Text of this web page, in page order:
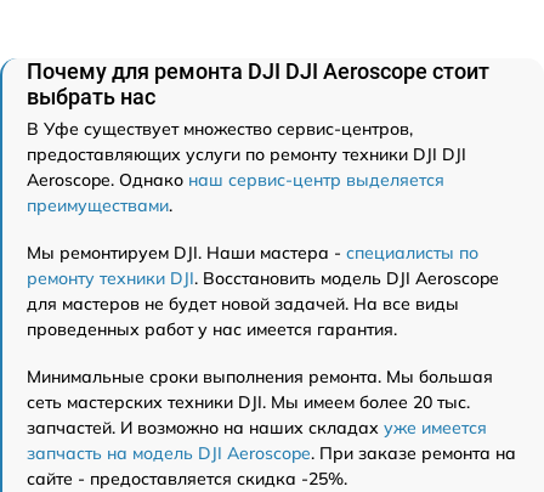
Почему для ремонта DJI DJI Aeroscope стоит
выбрать нас
В Уфе существует множество сервис-центров,
предоставляющих услуги по ремонту техники DJI DJI
Aeroscope. Однако наш сервис-центр выделяется
преимуществами.
Мы ремонтируем DJI. Наши мастера - специалисты по
ремонту техники DJI. Восстановить модель DJI Aeroscope
для мастеров не будет новой задачей. На все виды
проведенных работ у нас имеется гарантия.
Минимальные сроки выполнения ремонта. Мы большая
сеть мастерских техники DJI. Мы имеем более 20 тыс.
запчастей. И возможно на наших складах уже имеется
запчасть на модель DJI Aeroscope. При заказе ремонта на
сайте - предоставляется скидка -25%.